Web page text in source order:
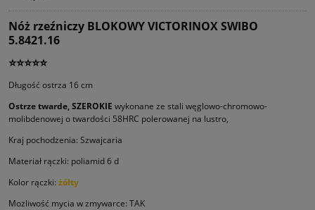
Nóż rzeźniczy BLOKOWY VICTORINOX SWIBO
5.8421.16
⭐⭐⭐⭐⭐
Długość ostrza 16 cm
Ostrze twarde, SZEROKIE wykonane ze stali węglowo-chromowo-
molibdenowej o twardości 58HRC polerowanej na lustro,
Kraj pochodzenia: Szwajcaria
Materiał rączki: poliamid 6 d
Kolor rączki: żółty
Możliwość mycia w zmywarce: TAK